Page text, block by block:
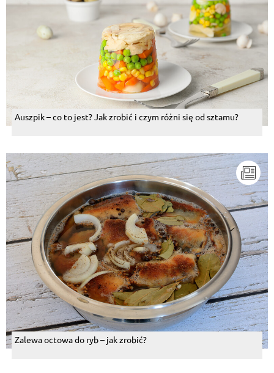
Auszpik – co to jest? Jak zrobić i czym różni się od sztamu?
Zalewa octowa do ryb – jak zrobić?